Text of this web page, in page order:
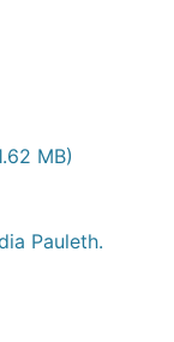
MB)
Pauleth.